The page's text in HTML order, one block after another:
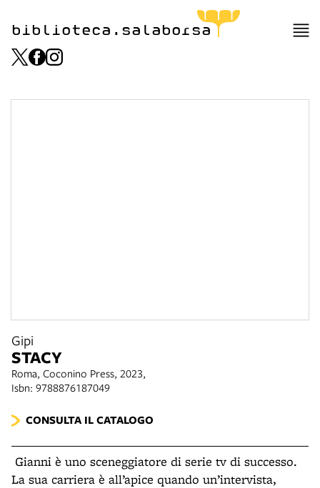
biblioteca.salaborsa
Gipi
STACY
Roma, Coconino Press, 2023,
Isbn: 9788876187049
CONSULTA IL CATALOGO
Gianni è uno sceneggiatore di serie tv di successo.
La sua carriera è all’apice quando un’intervista,